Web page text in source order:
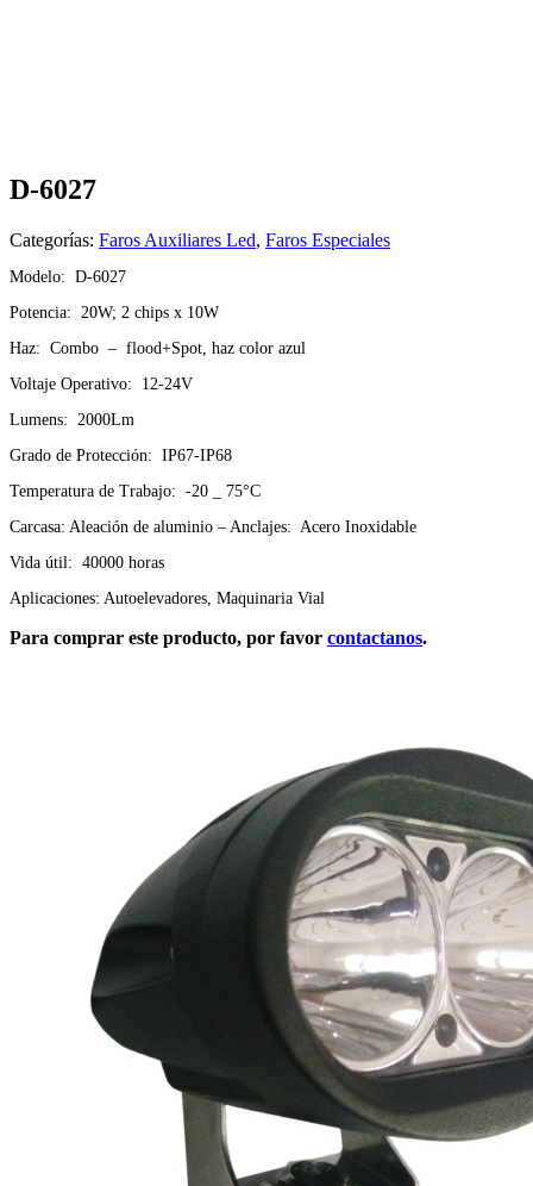
D-6027
Categorías: Faros Auxiliares Led, Faros Especiales
Modelo: D-6027
Potencia: 20W; 2 chips x 10W
Haz: Combo – flood+Spot, haz color azul
Voltaje Operativo: 12-24V
Lumens: 2000Lm
Grado de Protección: IP67-IP68
Temperatura de Trabajo: -20 _ 75°C
Carcasa: Aleación de aluminio – Anclajes: Acero Inoxidable
Vida útil: 40000 horas
Aplicaciones: Autoelevadores, Maquinaria Vial
Para comprar este producto, por favor contactanos.